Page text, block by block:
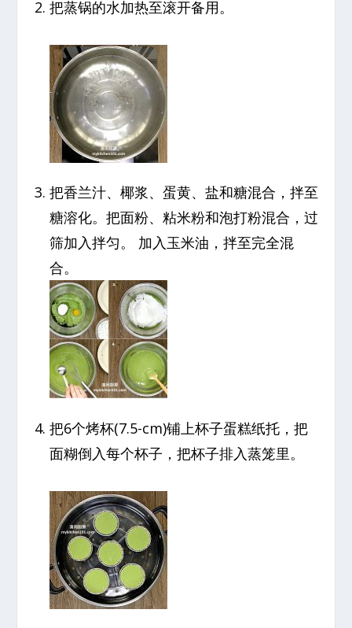
把蒸锅的水加热至滚开备用。
把香兰汁、椰浆、蛋黄、盐和糖混合，拌至
糖溶化。把面粉、粘米粉和泡打粉混合，过
筛加入拌匀。 加入玉米油，拌至完全混
合。
把6个烤杯(7.5-cm)铺上杯子蛋糕纸托，把
面糊倒入每个杯子，把杯子排入蒸笼里。